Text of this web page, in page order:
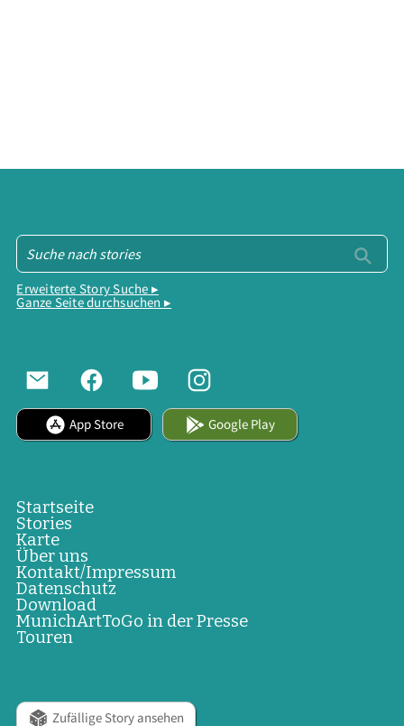
Erweiterte Story Suche ▸
Ganze Seite durchsuchen ▸
App Store Google Play
Startseite
Stories
Karte
Über uns
Kontakt/Impressum
Datenschutz
Download
MunichArtToGo in der Presse
Touren
Zufällige Story ansehen